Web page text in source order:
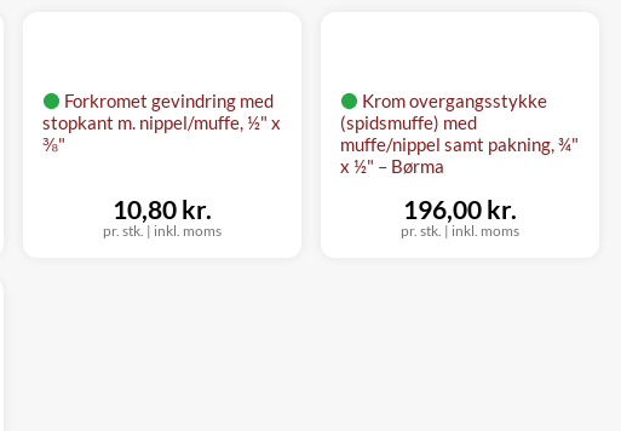
Forkromet gevindring med
stopkant m. nippel/muffe, ½" x
⅜"
pr. stk. | inkl. moms
10,80 kr.
Krom overgangsstykke
(spidsmuffe) med
muffe/nippel samt pakning, ¾"
x ½" – Børma
pr. stk. | inkl. moms
196,00 kr.